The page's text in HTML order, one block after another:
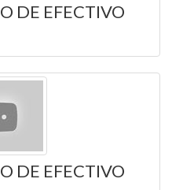
DE EFECTIVO
DE EFECTIVO